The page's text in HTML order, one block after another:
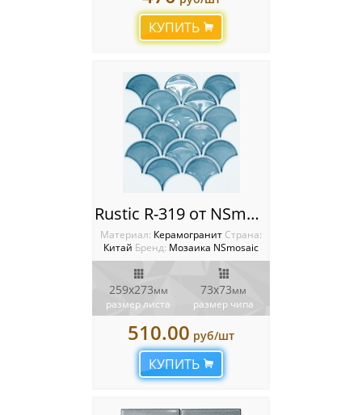
Мозаика Starmosaic
Мозаика Опера Декора
КУПИТЬ
Rustic R-319 от NSmosaic
Материал: Керамогранит Cтрана:
Китай Бренд: Мозаика NSmosaic
259x273мм
размер листа
73x73мм
размер чипа
510.00 руб/шт
КУПИТЬ